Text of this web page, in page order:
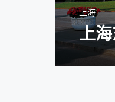
上海
上